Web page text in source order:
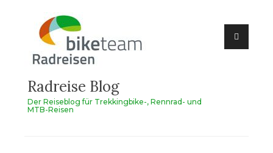
springen
Radreise Blog
Der Reiseblog für Trekkingbike-, Rennrad- und
MTB-Reisen